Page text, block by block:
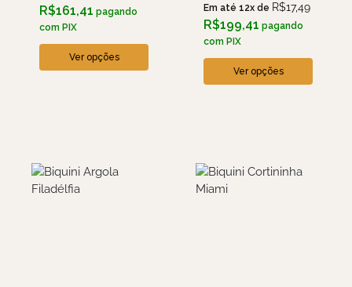
R$161,41 pagando
com PIX
Ver opções
Em até 12x de R$17,49
R$199,41 pagando
com PIX
Ver opções